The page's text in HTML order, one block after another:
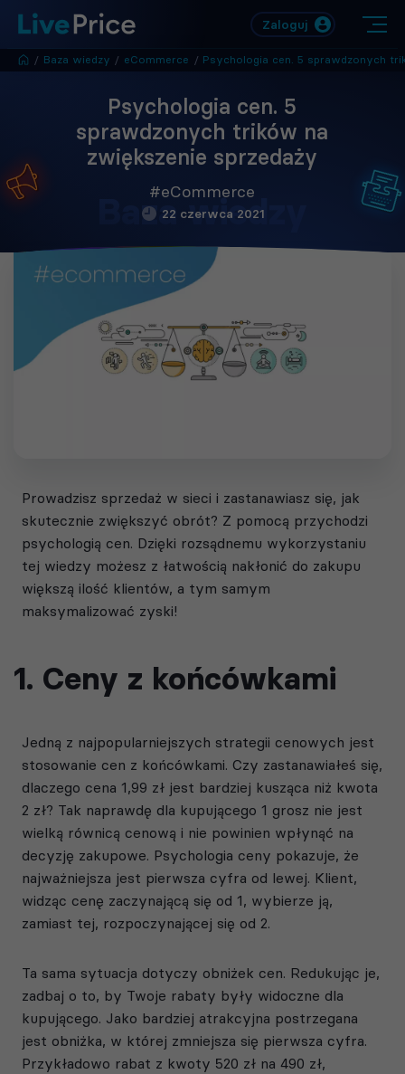
Zaloguj
/ Baza wiedzy / eCommerce / Psychologia cen. 5 sprawdzonych trików na zwiększenie
Psychologia cen. 5
sprawdzonych trików na
zwiększenie sprzedaży
#eCommerce
22 czerwca 2021
Baza wiedzy
Prowadzisz sprzedaż w sieci i zastanawiasz się, jak
skutecznie zwiększyć obrót? Z pomocą przychodzi
psychologią cen. Dzięki rozsądnemu wykorzystaniu
tej wiedzy możesz z łatwością nakłonić do zakupu
większą ilość klientów, a tym samym
maksymalizować zyski!
1. Ceny z końcówkami
Jedną z najpopularniejszych strategii cenowych jest
stosowanie cen z końcówkami. Czy zastanawiałeś się,
dlaczego cena 1,99 zł jest bardziej kusząca niż kwota
2 zł? Tak naprawdę dla kupującego 1 grosz nie jest
wielką równicą cenową i nie powinien wpłynąć na
decyzję zakupowe. Psychologia ceny pokazuje, że
najważniejsza jest pierwsza cyfra od lewej. Klient,
widząc cenę zaczynającą się od 1, wybierze ją,
zamiast tej, rozpoczynającej się od 2.
Ta sama sytuacja dotyczy obniżek cen. Redukując je,
zadbaj o to, by Twoje rabaty były widoczne dla
kupującego. Jako bardziej atrakcyjna postrzegana
jest obniżka, w której zmniejsza się pierwsza cyfra.
Przykładowo rabat z kwoty 520 zł na 490 zł,